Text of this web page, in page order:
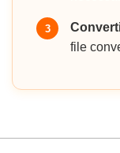
3
file